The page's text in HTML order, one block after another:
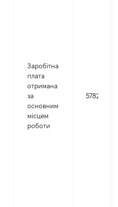
Заробітна
плата
отримана
за
основним
місцем
роботи
57820